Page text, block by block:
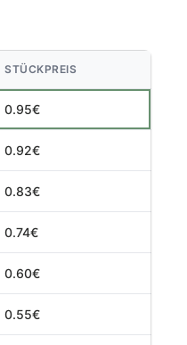
STÜCKPREIS
0.95€
0.92€
0.83€
0.74€
0.60€
0.55€